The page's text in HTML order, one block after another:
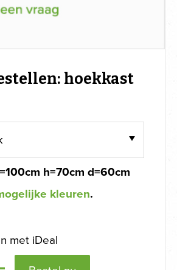
hoekkast
h=70cm d=60cm
kleuren.
met iDeal